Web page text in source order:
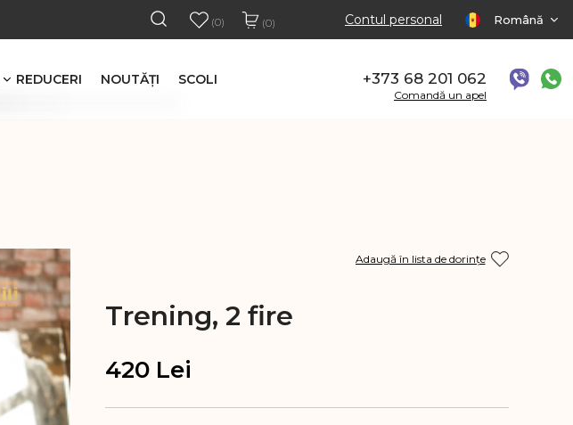
(0) (0) Contul personal Română
+ fular
cap
cap, bordo
REDUCERI NOUTĂŢI SCOLI +373 68 201 062
Comandă un apel
Adaugă în lista de dorințe
Trening, 2 fire
420 Lei